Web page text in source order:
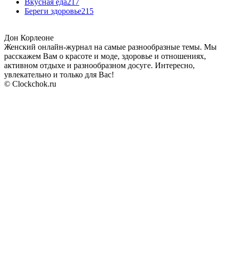
Береги здоровье215
Дон Корлеоне
Женский онлайн-журнал на самые разнообразные темы. Мы
расскажем Вам о красоте и моде, здоровье и отношениях,
активном отдыхе и разнообразном досуге. Интересно,
увлекательно и только для Вас!
© Clockchok.ru